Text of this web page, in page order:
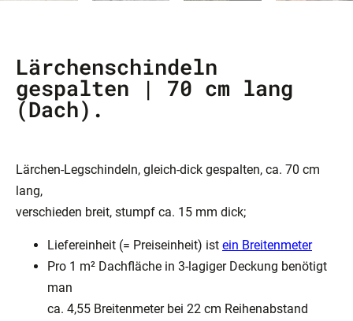
Lärchenschindeln
gespalten | 70 cm lang
(Dach).
Lärchen-Legschindeln, gleich-dick gespalten, ca. 70 cm
lang,
verschieden breit, stumpf ca. 15 mm dick;
Liefereinheit (= Preiseinheit) ist ein Breitenmeter
Pro 1 m² Dachfläche in 3-lagiger Deckung benötigt
man
ca. 4,55 Breitenmeter bei 22 cm Reihenabstand